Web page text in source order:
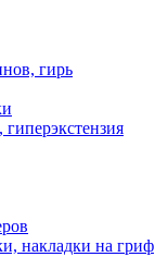
гирь
накладки на гриф